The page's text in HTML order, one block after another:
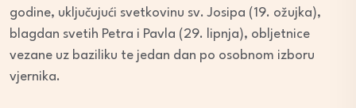
godine, uključujući svetkovinu sv. Josipa (19. ožujka),
blagdan svetih Petra i Pavla (29. lipnja), obljetnice
vezane uz baziliku te jedan dan po osobnom izboru
vjernika.